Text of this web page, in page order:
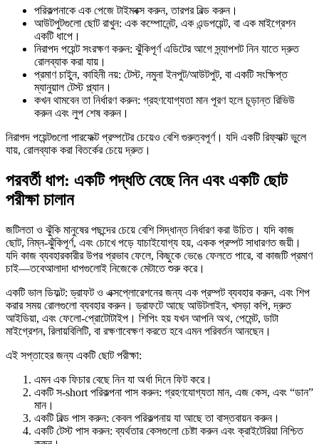
পরিকল্পনাকে এক পেজে টাইমবক্স করুন, তারপর বিল্ড করুন।
আউটপুটগুলো ছোট রাখুন: এক কম্পোনেন্ট, এক এন্ডপয়েন্ট, বা এক মাইগ্রেশন
একটি ধাপে।
নিরাপদ পয়েন্ট সংরক্ষণ করুন: ঝুঁকিপূর্ণ এডিটের আগে স্ন্যাপশট নিন যাতে দ্রুত
রোলব্যাক করা যায়।
প্রমাণ চাইুন, কাহিনী নয়: টেস্ট, নমুনা ইনপুট/আউটপুট, বা একটি সংক্ষিপ্ত
ম্যানুয়াল টেস্ট প্ল্যান।
কখন থামবেন তা নির্ধারণ করুন: গ্রহণযোগ্যতা মান পূরণ হলে চূড়ান্ত রিভিউ
করুন এবং লুপ শেষ করুন।
নিরাপদ পয়েন্টগুলো পারফেক্ট প্রম্পটের চেয়েও বেশি গুরুত্বপূর্ণ। যদি একটি রিফ্যাক্ট ভুলে
যায়, রোলব্যাক করা বিতর্কের চেয়ে দ্রুত।
পরবর্তী ধাপ: একটি পদ্ধতি বেছে নিন এবং একটি ছোট
পরীক্ষা চালান
জটিলতা ও ঝুঁকি মানুষের পছন্দের চেয়ে বেশি সিদ্ধান্ত নির্ধারণ করা উচিত। যদি কাজ
ছোট, নিম্ন-ঝুঁকিপূর্ণ, এবং চোখে পড়ে যাচাইযোগ্য হয়, একক প্রম্পট সাধারণত জয়ী।
যদি কাজ ব্যবহারকারীর উপর প্রভাব ফেলে, কিছুকে ভেঙে ফেলতে পারে, বা কাজটি প্রমাণ
চাই—তবেআলাদা ধাপগুলোই নিজেকে মেটাতে শুরু করে।
একটি ভাল ডিফল্ট: ড্রাফট ও এক্সপ্লোরেশনের জন্য এক প্রম্পট ব্যবহার করুন, এবং শিপ
করার সময় রোলগুলো ব্যবহার করুন। ড্রাফটে আছে আউটলাইন, খসড়া কপি, দ্রুত
আইডিয়া, এবং ফেলো-প্রোটোটাইপ। শিপিং হয় যখন আপনি অথ, পেমেন্ট, ডাটা
মাইগ্রেশন, রিলায়বিলিটি, বা রক্ষণাবেক্ষণ করতে হবে এমন পরিবর্তন আনছেন।
এই সপ্তাহের জন্য একটি ছোট পরীক্ষা:
এমন এক ফিচার বেছে নিন যা অর্ধা দিনে ফিট করে।
একটি স-short পরিকল্পনা পাস করুন: গ্রহণযোগ্যতা মান, এজ কেস, এবং “ডান”
মান।
একটি বিল্ড পাস করুন: কেবল পরিকল্পনায় যা আছে তা বাস্তবায়ন করুন।
একটি টেস্ট পাস করুন: ব্যর্থতার কেসগুলো চেষ্টা করুন এবং ক্রাইটেরিয়া নিশ্চিত